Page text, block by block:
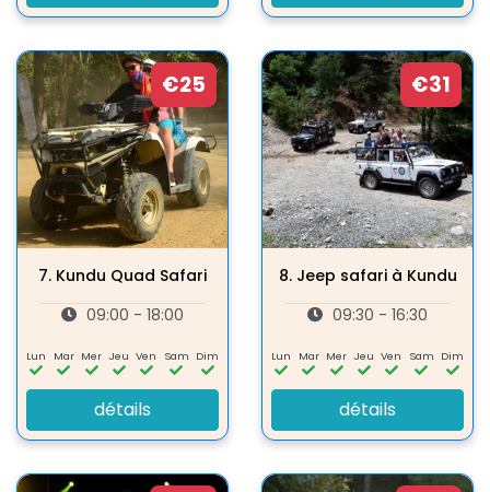
€25
7. Kundu Quad Safari
09:00 - 18:00
Lun Mar Mer Jeu Ven Sam Dim
détails
€31
8. Jeep safari à Kundu
09:30 - 16:30
Lun Mar Mer Jeu Ven Sam Dim
détails